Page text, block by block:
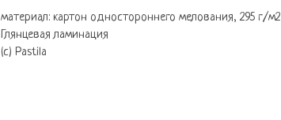
материал: картон одностороннего мелования, 295 г/м2
Глянцевая ламинация
(с) Pastila